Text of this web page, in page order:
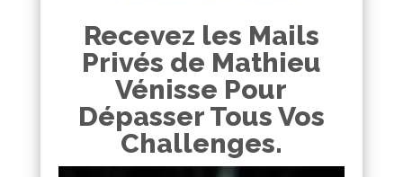
Recevez les Mails
Privés de Mathieu
Vénisse Pour
Dépasser Tous Vos
Challenges.